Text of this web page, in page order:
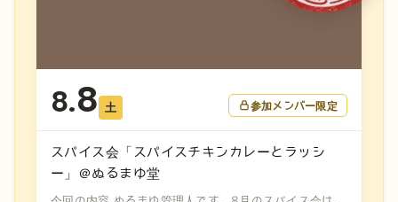
8.8 土 参加メンバー限定
スパイス会「スパイスチキンカレーとラッシ
ー」＠ぬるまゆ堂